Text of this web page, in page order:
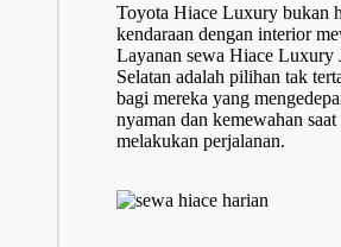
Toyota Hiace Luxury bukan
kendaraan dengan interior
Layanan sewa Hiace Luxury
Selatan adalah pilihan tak
bagi mereka yang
nyaman dan kemewahan saat
melakukan perjalanan.